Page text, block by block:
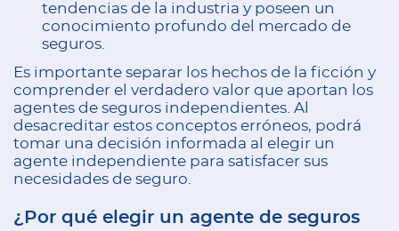
tendencias de la industria y poseen un
conocimiento profundo del mercado de
seguros.
Es importante separar los hechos de la ficción y
comprender el verdadero valor que aportan los
agentes de seguros independientes. Al
desacreditar estos conceptos erróneos, podrá
tomar una decisión informada al elegir un
agente independiente para satisfacer sus
necesidades de seguro.
¿Por qué elegir un agente de seguros